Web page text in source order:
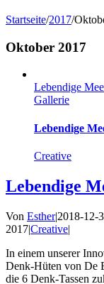
Startseite/2017/
Oktober 2017
Lebendige
Gallerie
Lebendige
Creative
Lebendige
Von Esther|2018-12-
2017|Creative|
In einem unserer
Denk-Hüten von De
die 6 Denk-Tassen